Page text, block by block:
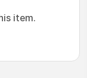
item.